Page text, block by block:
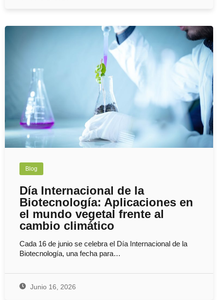
Blog
Día Internacional de la
Biotecnología: Aplicaciones en
el mundo vegetal frente al
cambio climático
Cada 16 de junio se celebra el Día Internacional de la
Biotecnología, una fecha para…
Junio 16, 2026